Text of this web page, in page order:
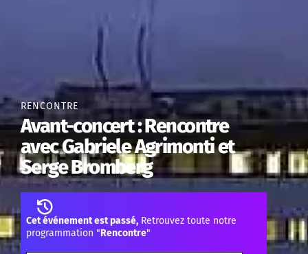
RENCONTRE
Avant-concert : Rencontre
avec Gabriele Agrimonti et
Serge Bromberg
Cet événement est passé, Retrouvez toute notre
programmation "Rencontre"